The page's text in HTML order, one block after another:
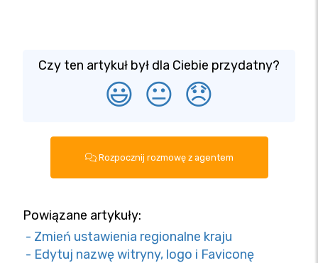
Czy ten artykuł był dla Ciebie przydatny?
😃 😐 😞
Rozpocznij rozmowę z agentem
Powiązane artykuły:
- Zmień ustawienia regionalne kraju
- Edytuj nazwę witryny, logo i Faviconę